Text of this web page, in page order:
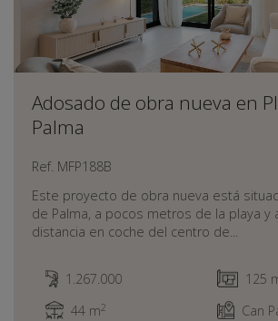
Adosado de obra nueva en
Palma
Ref. MFP188B
Este proyecto de obra nueva está
de Palma, a pocos metros de la playa y
distancia en coche del centro de...
1.267.000 125
44 m2
Can